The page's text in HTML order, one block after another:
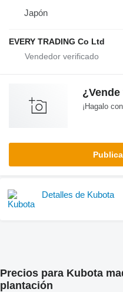
Japón
EVERY TRADING Co Ltd
¡Hagalo
Detalles de Kubota
Precios para Kubota
plantación